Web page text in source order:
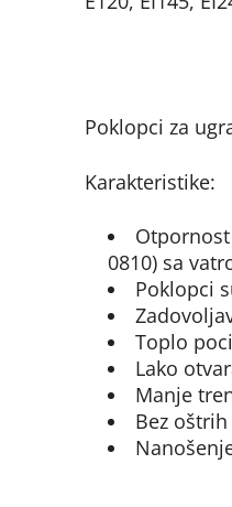
Poklopci za
Karakteristike:
Otpornost
0810) sa
Poklopci
Toplo
Lako
Manje
Bez